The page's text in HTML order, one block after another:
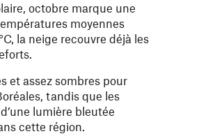
octobre marque une
moyennes
la neige recouvre déjà les
et assez sombres pour
tandis que les
lumière bleutée
cette région.